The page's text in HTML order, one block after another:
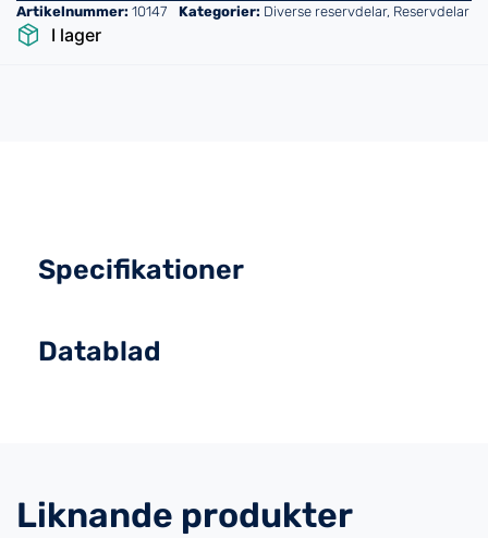
Artikelnummer: 10147 Kategorier: Diverse reservdelar, Reservdelar
I lager
Specifikationer
Datablad
Liknande produkter